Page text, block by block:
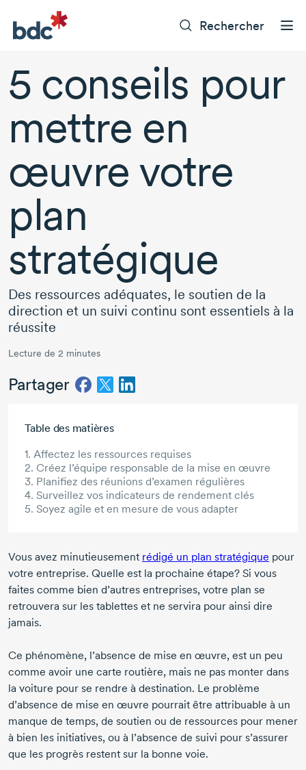
Rechercher
5 conseils pour
mettre en
œuvre votre
plan
stratégique
Des ressources adéquates, le soutien de la
direction et un suivi continu sont essentiels à la
réussite
Lecture de 2 minutes
Partager
Table des matières
1. Affectez les ressources requises
2. Créez l’équipe responsable de la mise en œuvre
3. Planifiez des réunions d’examen régulières
4. Surveillez vos indicateurs de rendement clés
5. Soyez agile et en mesure de vous adapter
Vous avez minutieusement rédigé un plan stratégique pour
votre entreprise. Quelle est la prochaine étape? Si vous
faites comme bien d’autres entreprises, votre plan se
retrouvera sur les tablettes et ne servira pour ainsi dire
jamais.
Ce phénomène, l’absence de mise en œuvre, est un peu
comme avoir une carte routière, mais ne pas monter dans
la voiture pour se rendre à destination. Le problème
d’absence de mise en œuvre pourrait être attribuable à un
manque de temps, de soutien ou de ressources pour mener
à bien les initiatives, ou à l’absence de suivi pour s’assurer
que les progrès restent sur la bonne voie.